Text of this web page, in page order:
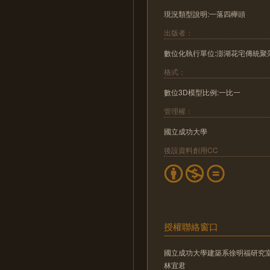
現況類型說明:一落四櫸頭
出版者：
數位化執行單位:澎湖花宅傳統
格式：
數位3D模型比例:一比一
管理權：
國立成功大學
後設資料創用CC
授權聯絡窗口
國立成功大學建築系徐明福研究
林宜君